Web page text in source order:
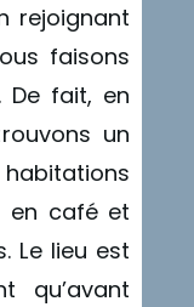
rejoignant
faisons
De fait, en
un
en café et
Le lieu est
qu’avant